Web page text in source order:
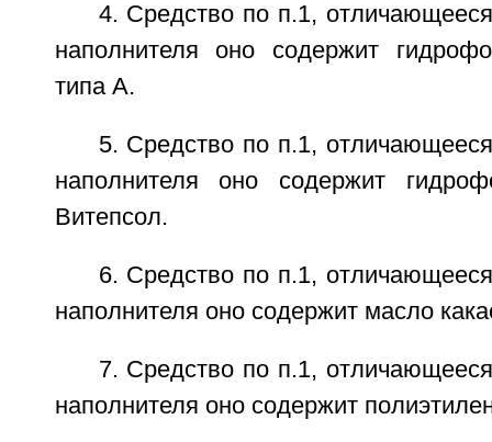
4. Средство по п.1,
наполнителя оно содержит
типа А.
5. Средство по п.1,
наполнителя оно содержит
Витепсол.
6. Средство по п.1,
наполнителя оно содержит масло
7. Средство по п.1,
наполнителя оно содержит